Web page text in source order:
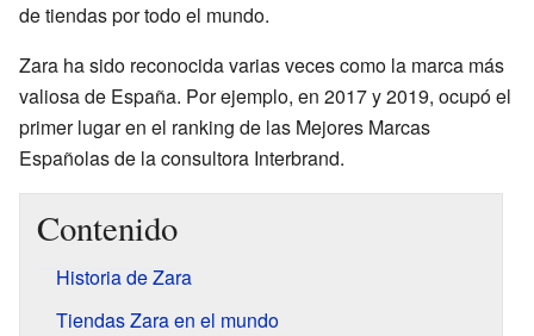
de tiendas por todo el mundo.
Zara ha sido reconocida varias veces como la marca más
valiosa de España. Por ejemplo, en 2017 y 2019, ocupó el
primer lugar en el ranking de las Mejores Marcas
Españolas de la consultora Interbrand.
Contenido
Historia de Zara
Tiendas Zara en el mundo